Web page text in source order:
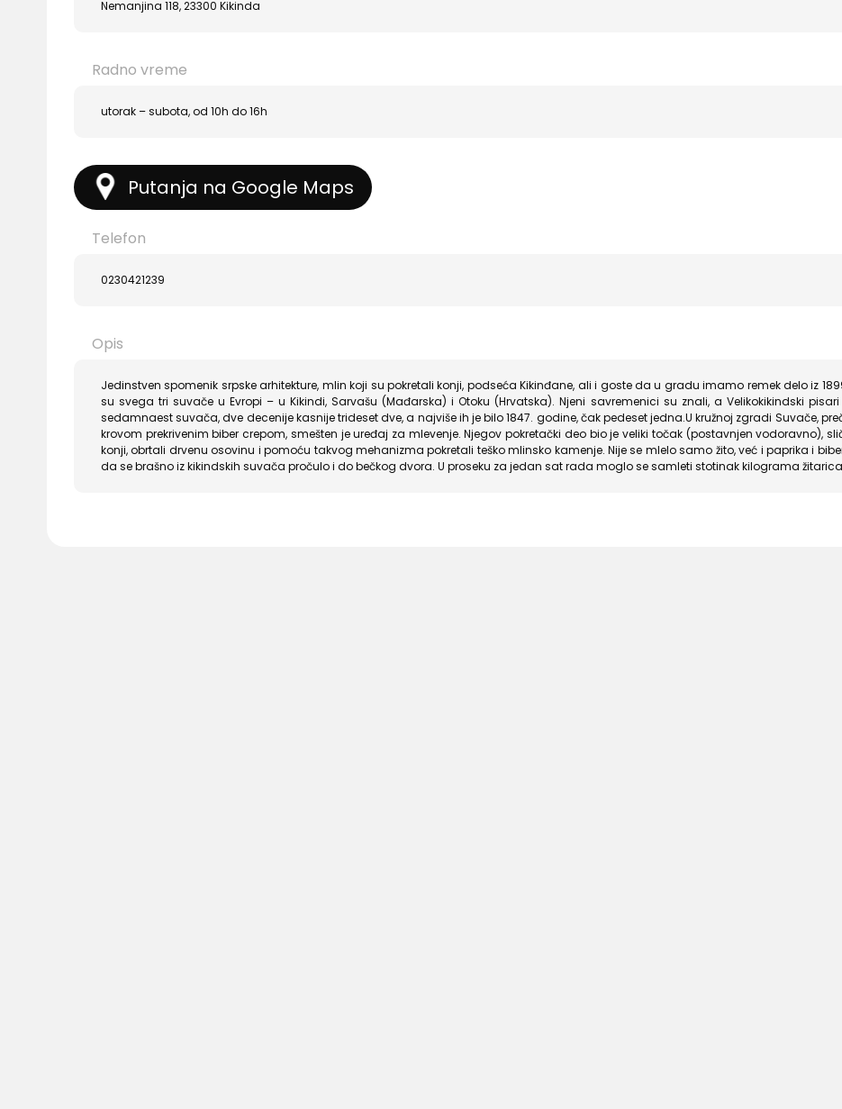
Nemanjina 118, 23300 Kikinda
Radno vreme
utorak – subota, od 10h do 16h
Putanja na Google Maps
Telefon
0230421239
Opis
Jedinstven spomenik srpske arhitekture, mlin koji su pokretali konji, podseća Kikinđane, ali i goste da u gradu imamo remek delo iz
su svega tri suvače u Evropi – u Kikindi, Sarvašu (Mađarska) i Otoku (Hrvatska). Njeni savremenici su znali, a Velikokikindski
sedamnaest suvača, dve decenije kasnije trideset dve, a najviše ih je bilo 1847. godine, čak pedeset jedna.U kružnoj zgradi Suvače,
krovom prekrivenim biber crepom, smešten je uređaj za mlevenje. Njegov pokretački deo bio je veliki točak (postavnjen vodoravno),
konji, obrtali drvenu osovinu i pomoću takvog mehanizma pokretali teško mlinsko kamenje. Nije se mlelo samo žito, već i paprika i
da se brašno iz kikindskih suvača pročulo i do bečkog dvora. U proseku za jedan sat rada moglo se samleti stotinak kilograma